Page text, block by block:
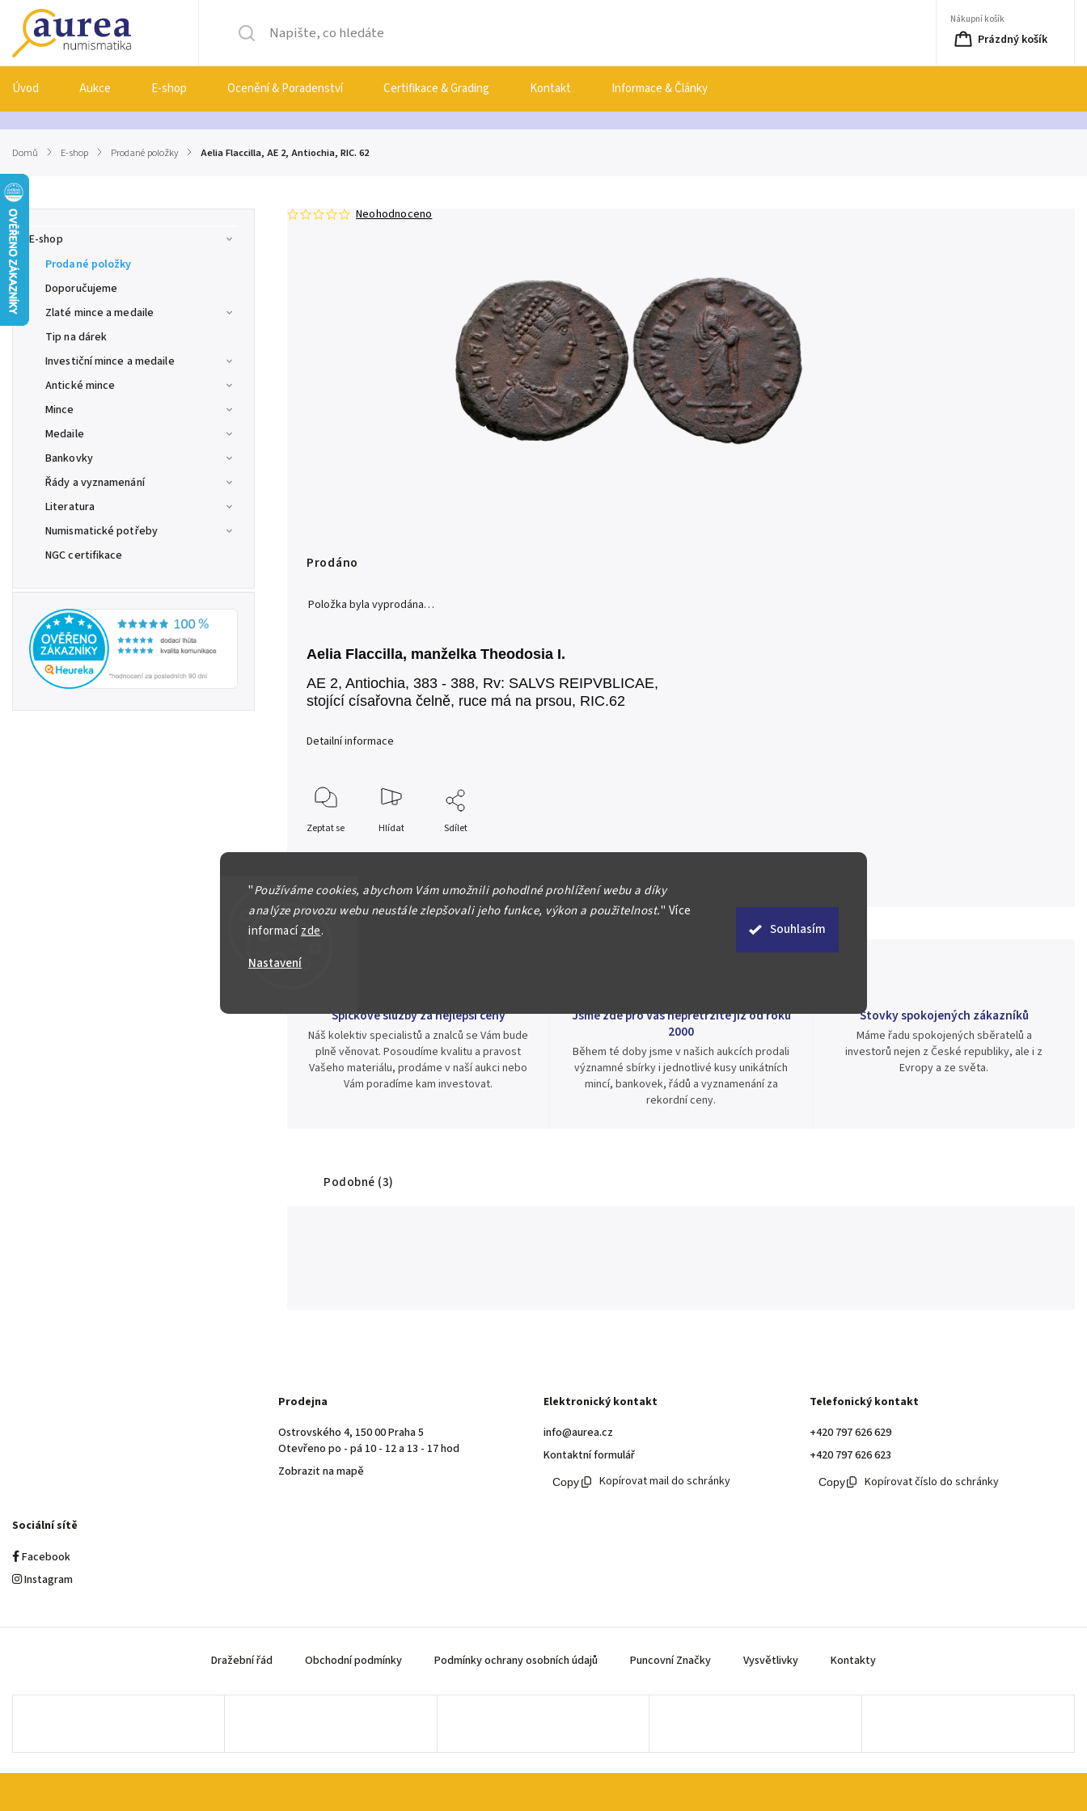
"Používáme cookies, abychom Vám umožnili pohodlné prohlížení webu a díky
analýze provozu webu neustále zlepšovali jeho funkce, výkon a použitelnost." Více
informacízde.
Nastavení
Souhlasím
Nákupní košík
Prázdný košík
Úvod Aukce E-shop Ocenění & Poradenství Certifikace & Grading Kontakt Informace & Články
Domů / E-shop / Prodané položky / Aelia Flaccilla, AE 2, Antiochia, RIC. 62
E-shop
Prodané položky
Doporučujeme
Zlaté mince a medaile
Tip na dárek
Investiční mince a medaile
Antické mince
Mince
Medaile
Bankovky
Řády a vyznamenání
Literatura
Numismatické potřeby
NGC certifikace
Neohodnoceno
Prodáno
Položka byla vyprodána…
Aelia Flaccilla, manželka Theodosia I.
AE 2, Antiochia, 383 - 388, Rv: SALVS REIPVBLICAE,
stojící císařovna čelně, ruce má na prsou, RIC.62
Detailní informace
Zeptat se Hlídat Sdílet
Špičkové služby za nejlepší ceny
Náš kolektiv specialistů a znalců se Vám bude
plně věnovat. Posoudíme kvalitu a pravost
Vašeho materiálu, prodáme v naší aukci nebo
Vám poradíme kam investovat.
Jsme zde pro Vás nepřetržitě již od roku
2000
Během té doby jsme v našich aukcích prodali
významné sbírky i jednotlivé kusy unikátních
mincí, bankovek, řádů a vyznamenání za
rekordní ceny.
Stovky spokojených zákazníků
Máme řadu spokojených sběratelů a
investorů nejen z České republiky, ale i z
Evropy a ze světa.
Podobné (3)
Prodejna
Ostrovského 4, 150 00 Praha 5
Otevřeno po - pá 10 - 12 a 13 - 17 hod
Zobrazit na mapě
Elektronický kontakt
info@aurea.cz
Kontaktní formulář
Kopírovat mail do schránky
Telefonický kontakt
+420 797 626 629
+420 797 626 623
Kopírovat číslo do schránky
Sociální sítě
Facebook
Instagram
Dražební řád Obchodní podmínky Podmínky ochrany osobních údajů Puncovní Značky Vysvětlivky Kontakty